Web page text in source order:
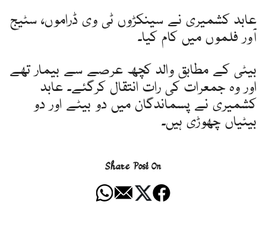
عابد کشمیری نے سینکڑوں ٹی وی ڈراموں، سٹیج
آور فلموں میں کام کیا۔
بیٹی کے مطابق والد کچھ عرصے سے بیمار تھے
اور وہ جمعرات کی رات انتقال کرگئے۔ عابد
کشمیری نے پسماندگان میں دو بیٹے اور دو
بیٹیاں چھوڑی ہیں۔
Share Post On